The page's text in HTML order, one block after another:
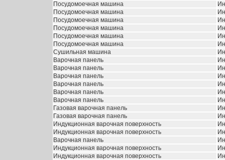
Посудомоечная машина
Посудомоечная машина
Посудомоечная машина
Посудомоечная машина
Посудомоечная машина
Посудомоечная машина
Сушильная машина
Варочная панель
Варочная панель
Варочная панель
Варочная панель
Варочная панель
Варочная панель
Газовая варочная панель
Газовая варочная панель
Индукционная варочная поверхность
Индукционная варочная поверхность
Варочная панель
Индукционная варочная поверхность
Индукционная варочная поверхность